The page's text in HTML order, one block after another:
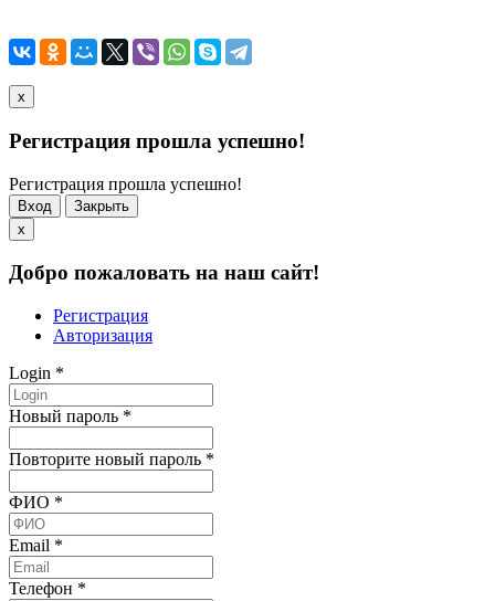
x
Регистрация прошла успешно!
Регистрация прошла успешно!
Вход
Закрыть
x
Добро пожаловать на наш сайт!
Регистрация
Авторизация
Login *
Новый пароль *
Повторите новый пароль *
ФИО *
Email *
Телефон *